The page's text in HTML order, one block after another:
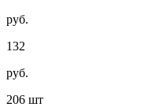
руб.
132
руб.
206 шт